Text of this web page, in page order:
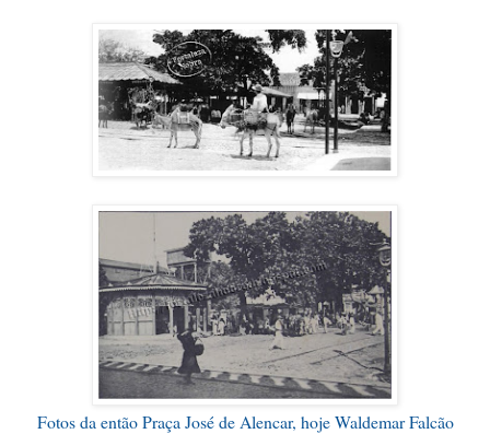
Fotos da então Praça José de Alencar, hoje Waldemar Falcão